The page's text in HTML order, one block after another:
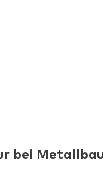
bei Metallbau